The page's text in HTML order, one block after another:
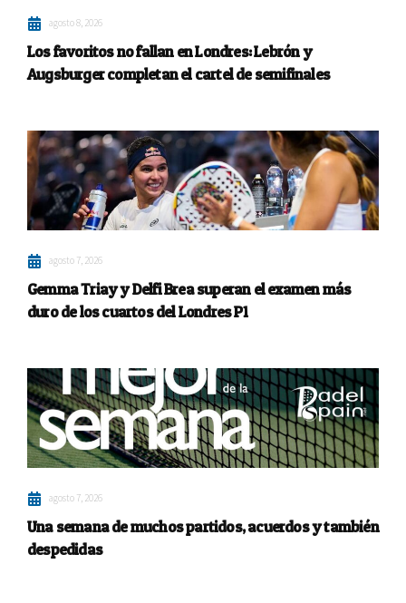
agosto 8, 2026
Los favoritos no fallan en Londres: Lebrón y
Augsburger completan el cartel de semifinales
agosto 7, 2026
Gemma Triay y Delfi Brea superan el examen más
duro de los cuartos del Londres P1
agosto 7, 2026
Una semana de muchos partidos, acuerdos y también
despedidas